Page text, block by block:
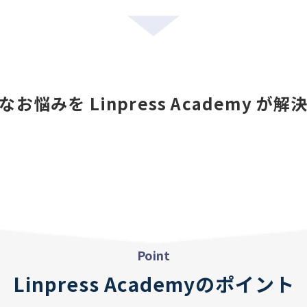
お悩みを Linpress Academy が解決
Point
Linpress Academyのポイント